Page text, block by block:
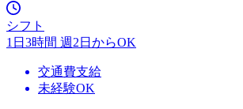
シフト
1日3時間 週2日からOK
交通費支給
未経験OK